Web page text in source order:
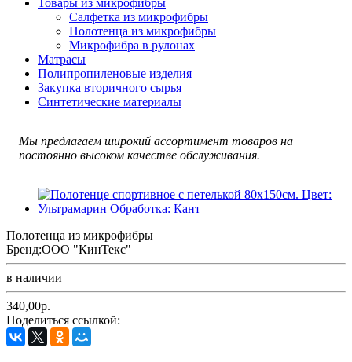
Салфетка из микрофибры
Полотенца из микрофибры
Микрофибра в рулонах
Матрасы
Полипропиленовые изделия
Закупка вторичного сырья
Синтетические материалы
Мы предлагаем широкий ассортимент товаров на
постоянно высоком качестве обслуживания.
Полотенца из микрофибры
Бренд:ООО "КинТекс"
в наличии
340,00р.
Поделиться ссылкой: